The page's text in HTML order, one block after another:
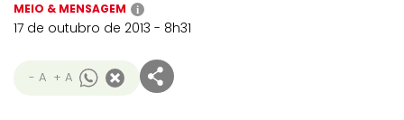
MEIO & MENSAGEM i
17 de outubro de 2013 - 8h31
- A + A